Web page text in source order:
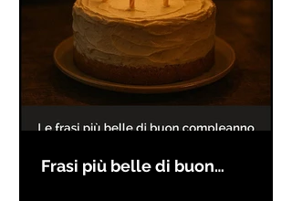
Frasi più belle di buon